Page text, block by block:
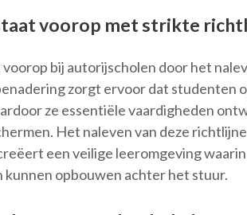
voorop met strikte
bij autorijscholen door het
zorgt ervoor dat studenten
ze essentiële vaardigheden
Het naleven van deze
een veilige leeromgeving
opbouwen achter het stuur.